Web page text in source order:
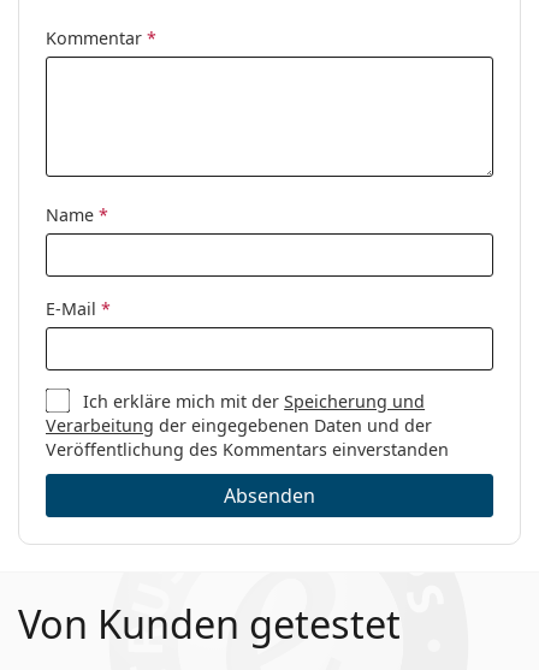
Kommentar *
Name *
E-Mail *
Ich erkläre mich mit derSpeicherung und
Verarbeitung der eingegebenen Daten und der
Veröffentlichung des Kommentars einverstanden
Absenden
Von Kunden getestet